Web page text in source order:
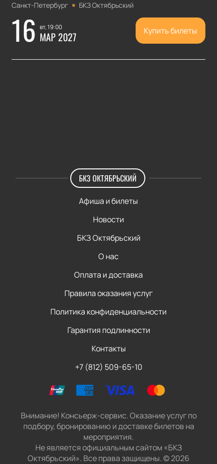
Санкт-Петербург БКЗ Октябрьский
16 вт, 19:00
МАР 2027 Купить билеты
БКЗ ОКТЯБРЬСКИЙ
Афиша и билеты
Новости
БКЗ Октябрьский
О нас
Оплата и доставка
Правила оказания услуг
Политика конфиденциальности
Гарантия подлинности
Контакты
+7 (812) 509-65-10
Внимание! Консьерж-сервис. Оказание услуг по
подбору, бронированию и доставке билетов на
мероприятия.
Не является официальным сайтом «БКЗ
Октябрьский». Все права защищены.©2026